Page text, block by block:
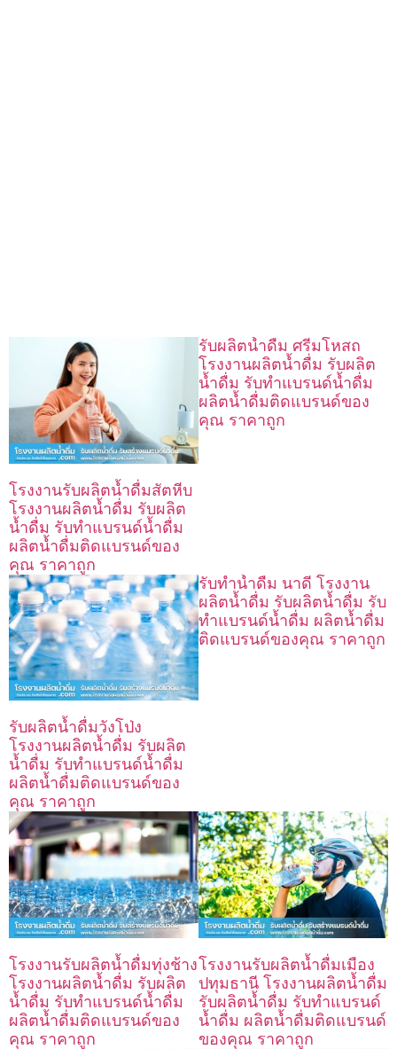
โรงงานรับผลิตน้ำดื่มสัตหีบ
โรงงานผลิตน้ำดื่ม รับผลิต
น้ำดื่ม รับทำแบรนด์น้ำดื่ม
ผลิตน้ำดื่มติดแบรนด์ของ
คุณ ราคาถูก
รับผลิตน้ำดื่ม ศรีมโหสถ
โรงงานผลิตน้ำดื่ม รับผลิต
น้ำดื่ม รับทำแบรนด์น้ำดื่ม
ผลิตน้ำดื่มติดแบรนด์ของ
คุณ ราคาถูก
รับผลิตน้ำดื่มวังโป่ง
โรงงานผลิตน้ำดื่ม รับผลิต
น้ำดื่ม รับทำแบรนด์น้ำดื่ม
ผลิตน้ำดื่มติดแบรนด์ของ
คุณ ราคาถูก
รับทำน้ำดื่ม นาดี โรงงาน
ผลิตน้ำดื่ม รับผลิตน้ำดื่ม รับ
ทำแบรนด์น้ำดื่ม ผลิตน้ำดื่ม
ติดแบรนด์ของคุณ ราคาถูก
โรงงานรับผลิตน้ำดื่มทุ่งช้าง
โรงงานผลิตน้ำดื่ม รับผลิต
น้ำดื่ม รับทำแบรนด์น้ำดื่ม
ผลิตน้ำดื่มติดแบรนด์ของ
คุณ ราคาถูก
โรงงานรับผลิตน้ำดื่มเมือง
ปทุมธานี โรงงานผลิตน้ำดื่ม
รับผลิตน้ำดื่ม รับทำแบรนด์
น้ำดื่ม ผลิตน้ำดื่มติดแบรนด์
ของคุณ ราคาถูก